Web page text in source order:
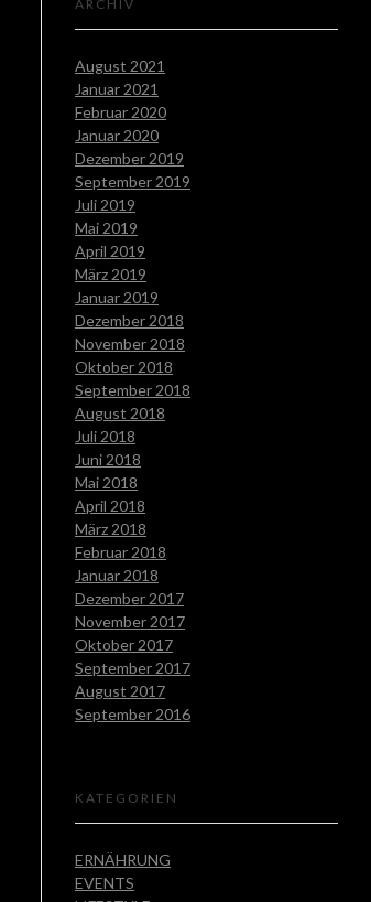
ARCHIV
August 2021
Januar 2021
Februar 2020
Januar 2020
Dezember 2019
September 2019
Juli 2019
Mai 2019
April 2019
März 2019
Januar 2019
Dezember 2018
November 2018
Oktober 2018
September 2018
August 2018
Juli 2018
Juni 2018
Mai 2018
April 2018
März 2018
Februar 2018
Januar 2018
Dezember 2017
November 2017
Oktober 2017
September 2017
August 2017
September 2016
KATEGORIEN
ERNÄHRUNG
EVENTS